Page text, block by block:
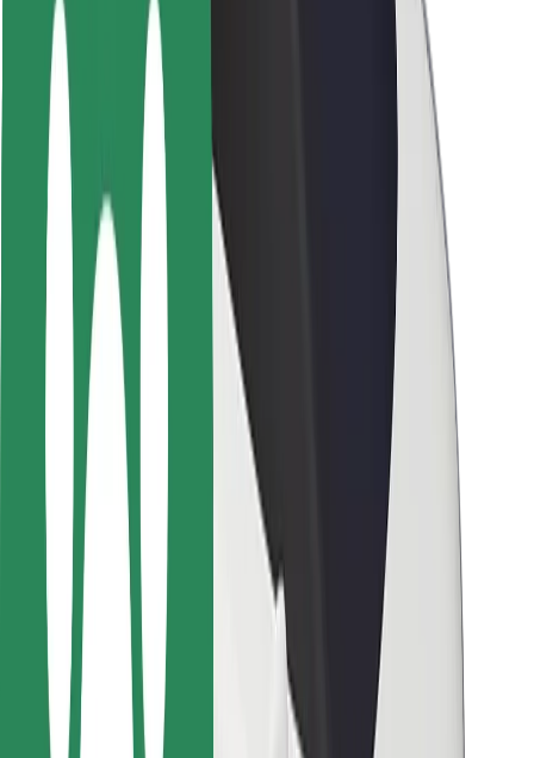
Bezpečnost řidičů
Bezpečnost na koloběžce
Laboratoř bezpečnosti
Města
Lokality
Řešení pro města
Letiště
Nabíjecí stanice Bolt
Podpora
Pro cestující
Pro řidiče
Pro kurýry
Bolt Food
Pro flotilové partnery
Pro restaurace
Bolt for Business
Jiné